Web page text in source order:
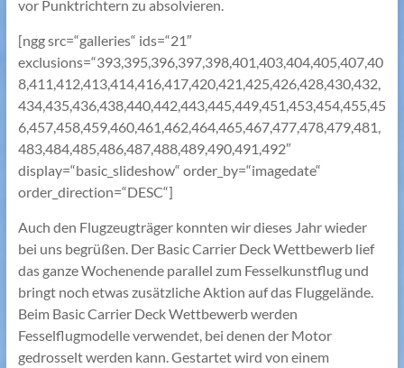
vor Punktrichtern zu absolvieren.
[ngg src=“galleries“ ids=“21″
exclusions=“393,395,396,397,398,401,403,404,405,407,40
8,411,412,413,414,416,417,420,421,425,426,428,430,432,
434,435,436,438,440,442,443,445,449,451,453,454,455,45
6,457,458,459,460,461,462,464,465,467,477,478,479,481,
483,484,485,486,487,488,489,490,491,492″
display=“basic_slideshow“ order_by=“imagedate“
order_direction=“DESC“]
Auch den Flugzeugträger konnten wir dieses Jahr wieder
bei uns begrüßen. Der Basic Carrier Deck Wettbewerb lief
das ganze Wochenende parallel zum Fesselkunstflug und
bringt noch etwas zusätzliche Aktion auf das Fluggelände.
Beim Basic Carrier Deck Wettbewerb werden
Fesselflugmodelle verwendet, bei denen der Motor
gedrosselt werden kann. Gestartet wird von einem